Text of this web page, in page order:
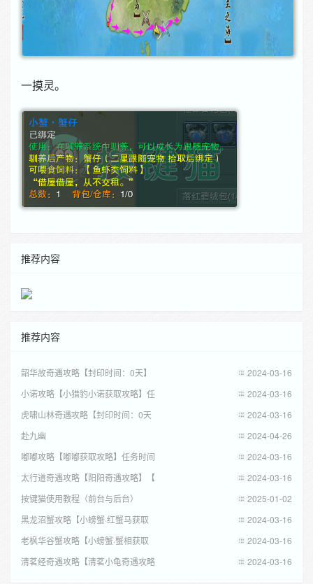
一摸灵。
推荐内容
推荐内容
韶华故奇遇攻略【封印时间：0天】
2024-03-16
小诺攻略【小猎豹小诺获取攻略】任
2024-03-16
虎啸山林奇遇攻略【封印时间：0天
2024-03-16
赴九幽
2024-04-26
嘟嘟攻略【嘟嘟获取攻略】任务时间
2024-03-16
太行道奇遇攻略【阳阳奇遇攻略】【
2024-03-16
按键猫使用教程（前台与后台）
2025-01-02
黑龙沼蟹攻略【小螃蟹·红蟹马获取
2024-03-16
老枫华谷蟹攻略【小螃蟹·蟹相获取
2024-03-16
清茗经奇遇攻略【清茗小龟奇遇攻略
2024-03-16